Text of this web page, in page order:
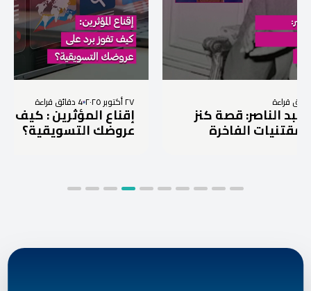
قصة كنز
الفاخرة
4 دقائق قراءة
إقناع المؤثرين : كيف تفوز برد
عروضك التسويقية؟